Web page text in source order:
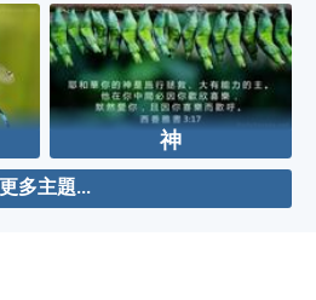
神
更多主題...